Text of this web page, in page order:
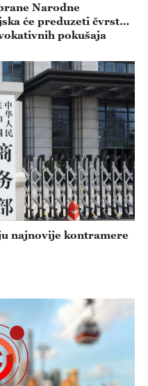
Narodne
će preduzeti čvrste
pokušaja
najnovije kontramere